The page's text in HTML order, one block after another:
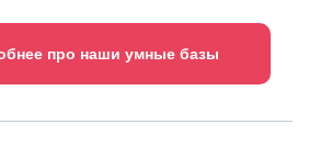
про наши умные базы